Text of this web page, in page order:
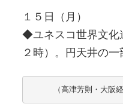
１５日（月）
◆ユネスコ世界文化
２時）。円天井の
（高津芳則・大阪